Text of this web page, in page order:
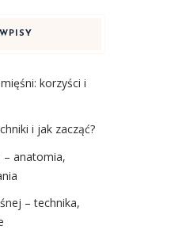
korzyści i
i jak zacząć?
– anatomia,
– technika,